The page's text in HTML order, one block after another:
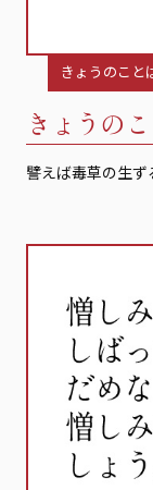
きょうのこと
きょうの
譬えば毒草の生ず